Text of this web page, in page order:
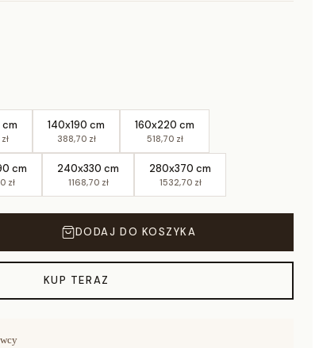
cm 140x190 cm
388,70 zł
160x220 cm
518,70 zł
cm
zł
240x330 cm
1168,70 zł
280x370 cm
1532,70 zł
DODAJ DO KOSZYKA
KUP TERAZ